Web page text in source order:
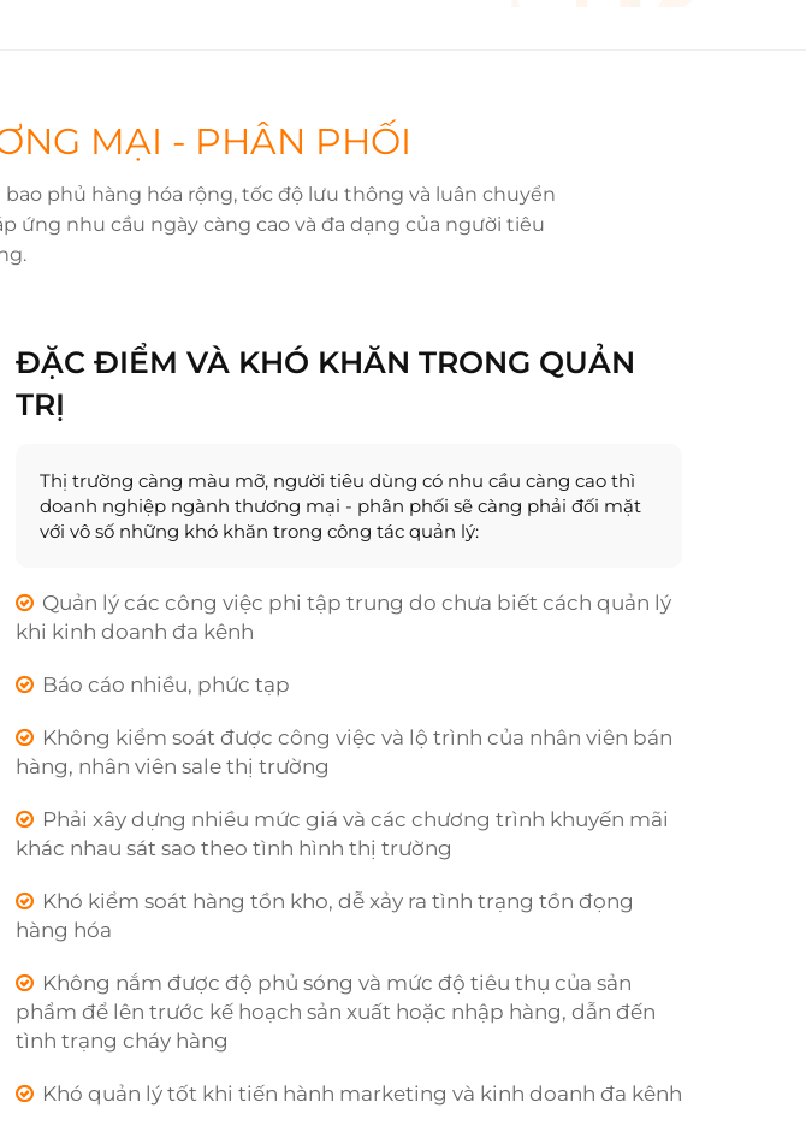
MẠI - PHÂN PHỐI
phủ hàng hóa rộng, tốc độ lưu thông và luân chuyển
ứng nhu cầu ngày càng cao và đa dạng của người tiêu
ĐẶC ĐIỂM VÀ KHÓ KHĂN TRONG QUẢN
TRỊ
Thị trường càng màu mỡ, người tiêu dùng có nhu cầu càng cao thì
doanh nghiệp ngành thương mại - phân phối sẽ càng phải đối mặt
với vô số những khó khăn trong công tác quản lý:
Quản lý các công việc phi tập trung do chưa biết cách quản lý
khi kinh doanh đa kênh
Báo cáo nhiều, phức tạp
Không kiểm soát được công việc và lộ trình của nhân viên bán
hàng, nhân viên sale thị trường
Phải xây dựng nhiều mức giá và các chương trình khuyến mãi
khác nhau sát sao theo tình hình thị trường
Khó kiểm soát hàng tồn kho, dễ xảy ra tình trạng tồn đọng
hàng hóa
Không nắm được độ phủ sóng và mức độ tiêu thụ của sản
phẩm để lên trước kế hoạch sản xuất hoặc nhập hàng, dẫn đến
tình trạng cháy hàng
Khó quản lý tốt khi tiến hành marketing và kinh doanh đa kênh